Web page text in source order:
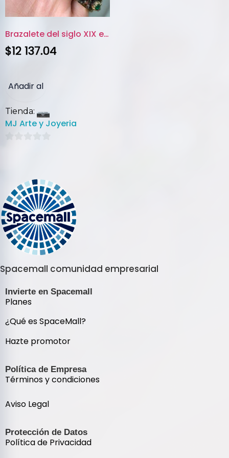
Brazalete del siglo XIX en oro...
$12 137.04
Añadir al
carrito
Tienda:
MJ Arte y Joyeria
Spacemall comunidad empresarial
Invierte en Spacemall
Planes
¿Qué es SpaceMall?
Hazte promotor
Política de Empresa
Términos y condiciones
Aviso Legal
Protección de Datos
Política de Privacidad